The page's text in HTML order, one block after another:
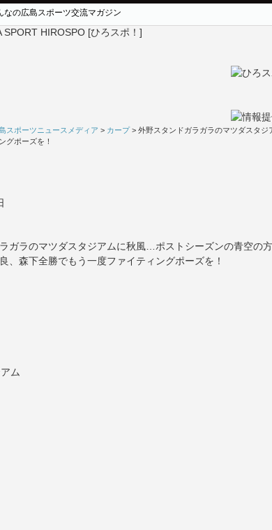
なの広島スポーツ交流マガジン
スポーツニュースメディア > カープ> 外野スタンドガラガラのマツダスタ
グポーズを！
ガラのマツダスタジアムに秋風…ポストシーズンの青空の
、森下全勝でもう一度ファイティングポーズを！